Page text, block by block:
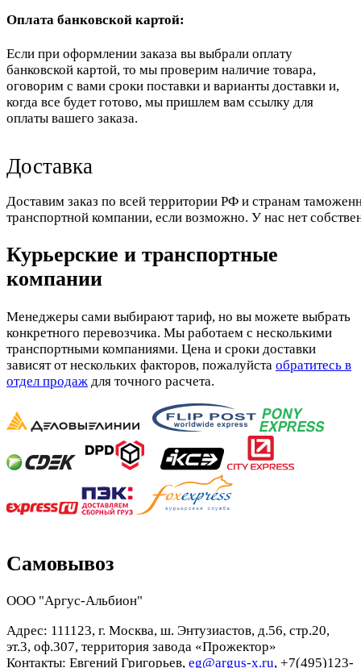
Оплата банковской картой:
Если при оформлении заказа вы выбрали оплату
банковской картой, то мы проверим наличие товара,
оговорим с вами сроки поставки и варианты доставки и,
когда все будет готово, мы пришлем вам ссылку для
оплаты вашего заказа.
Доставка
Доставим заказ по всей территории РФ и странам
транспортной компании, если возможно. У нас нет
Курьерские и транспортные
компании
Менеджеры сами выбирают тариф, но вы можете выбрать
конкретного перевозчика. Мы работаем с несколькими
транспортными компаниями. Цена и сроки доставки
зависят от нескольких факторов, пожалуйста обратитесь в
отдел продаж для точного расчета.
Самовывоз
ООО "Аргус-Альбион"
Адрес: 111123, г. Москва, ш. Энтузиастов, д.56, стр.20,
эт.3, оф.307, территория завода «Прожектор»
Контакты: Евгений Григорьев, eg@argus-x.ru, +7(495)123-